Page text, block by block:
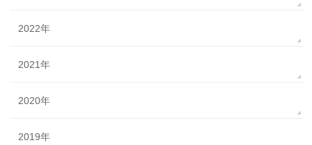
2022年
2021年
2020年
2019年